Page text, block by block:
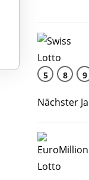
5 8 9
Nächster